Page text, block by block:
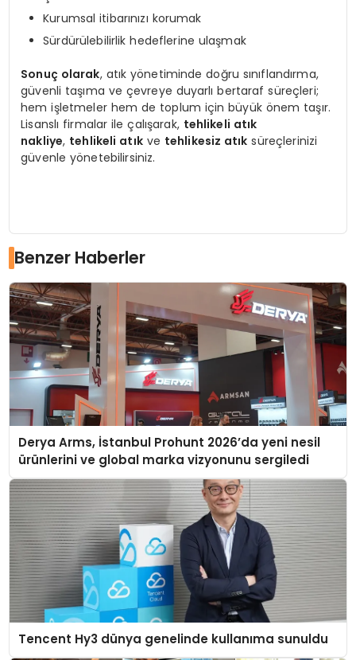
Kurumsal itibarınızı korumak
Sürdürülebilirlik hedeflerine ulaşmak
Sonuç olarak, atık yönetiminde doğru sınıflandırma,
güvenli taşıma ve çevreye duyarlı bertaraf süreçleri;
hem işletmeler hem de toplum için büyük önem taşır.
Lisanslı firmalar ile çalışarak, tehlikeli atık
nakliye, tehlikeli atıkve tehlikesiz atık süreçlerinizi
güvenle yönetebilirsiniz.
Benzer Haberler
Derya Arms, İstanbul Prohunt 2026’da yeni nesil
ürünlerini ve global marka vizyonunu sergiledi
Tencent Hy3 dünya genelinde kullanıma sunuldu